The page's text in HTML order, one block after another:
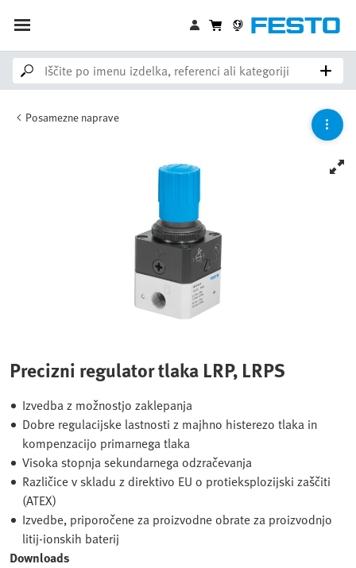
Posamezne naprave
Precizni regulator tlaka LRP, LRPS
Izvedba z možnostjo zaklepanja
Dobre regulacijske lastnosti z majhno histerezo tlaka in
kompenzacijo primarnega tlaka
Visoka stopnja sekundarnega odzračevanja
Različice v skladu z direktivo EU o protieksplozijski zaščiti
(ATEX)
Izvedbe, priporočene za proizvodne obrate za proizvodnjo
litij-ionskih baterij
Downloads